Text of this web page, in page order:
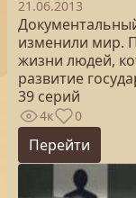
21.06.2013
изменили мир.
жизни людей,
развитие
39 серий
4к 0
Перейти